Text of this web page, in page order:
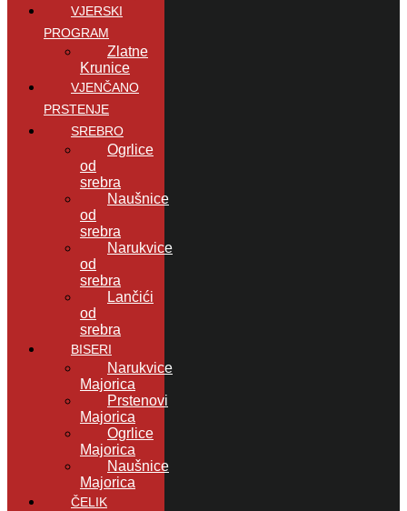
VJERSKI
PROGRAM
Zlatne
Krunice
VJENČANO
PRSTENJE
SREBRO
Ogrlice
od
srebra
Naušnice
od
srebra
Narukvice
od
srebra
Lančići
od
srebra
BISERI
Narukvice
Majorica
Prstenovi
Majorica
Ogrlice
Majorica
Naušnice
Majorica
ČELIK